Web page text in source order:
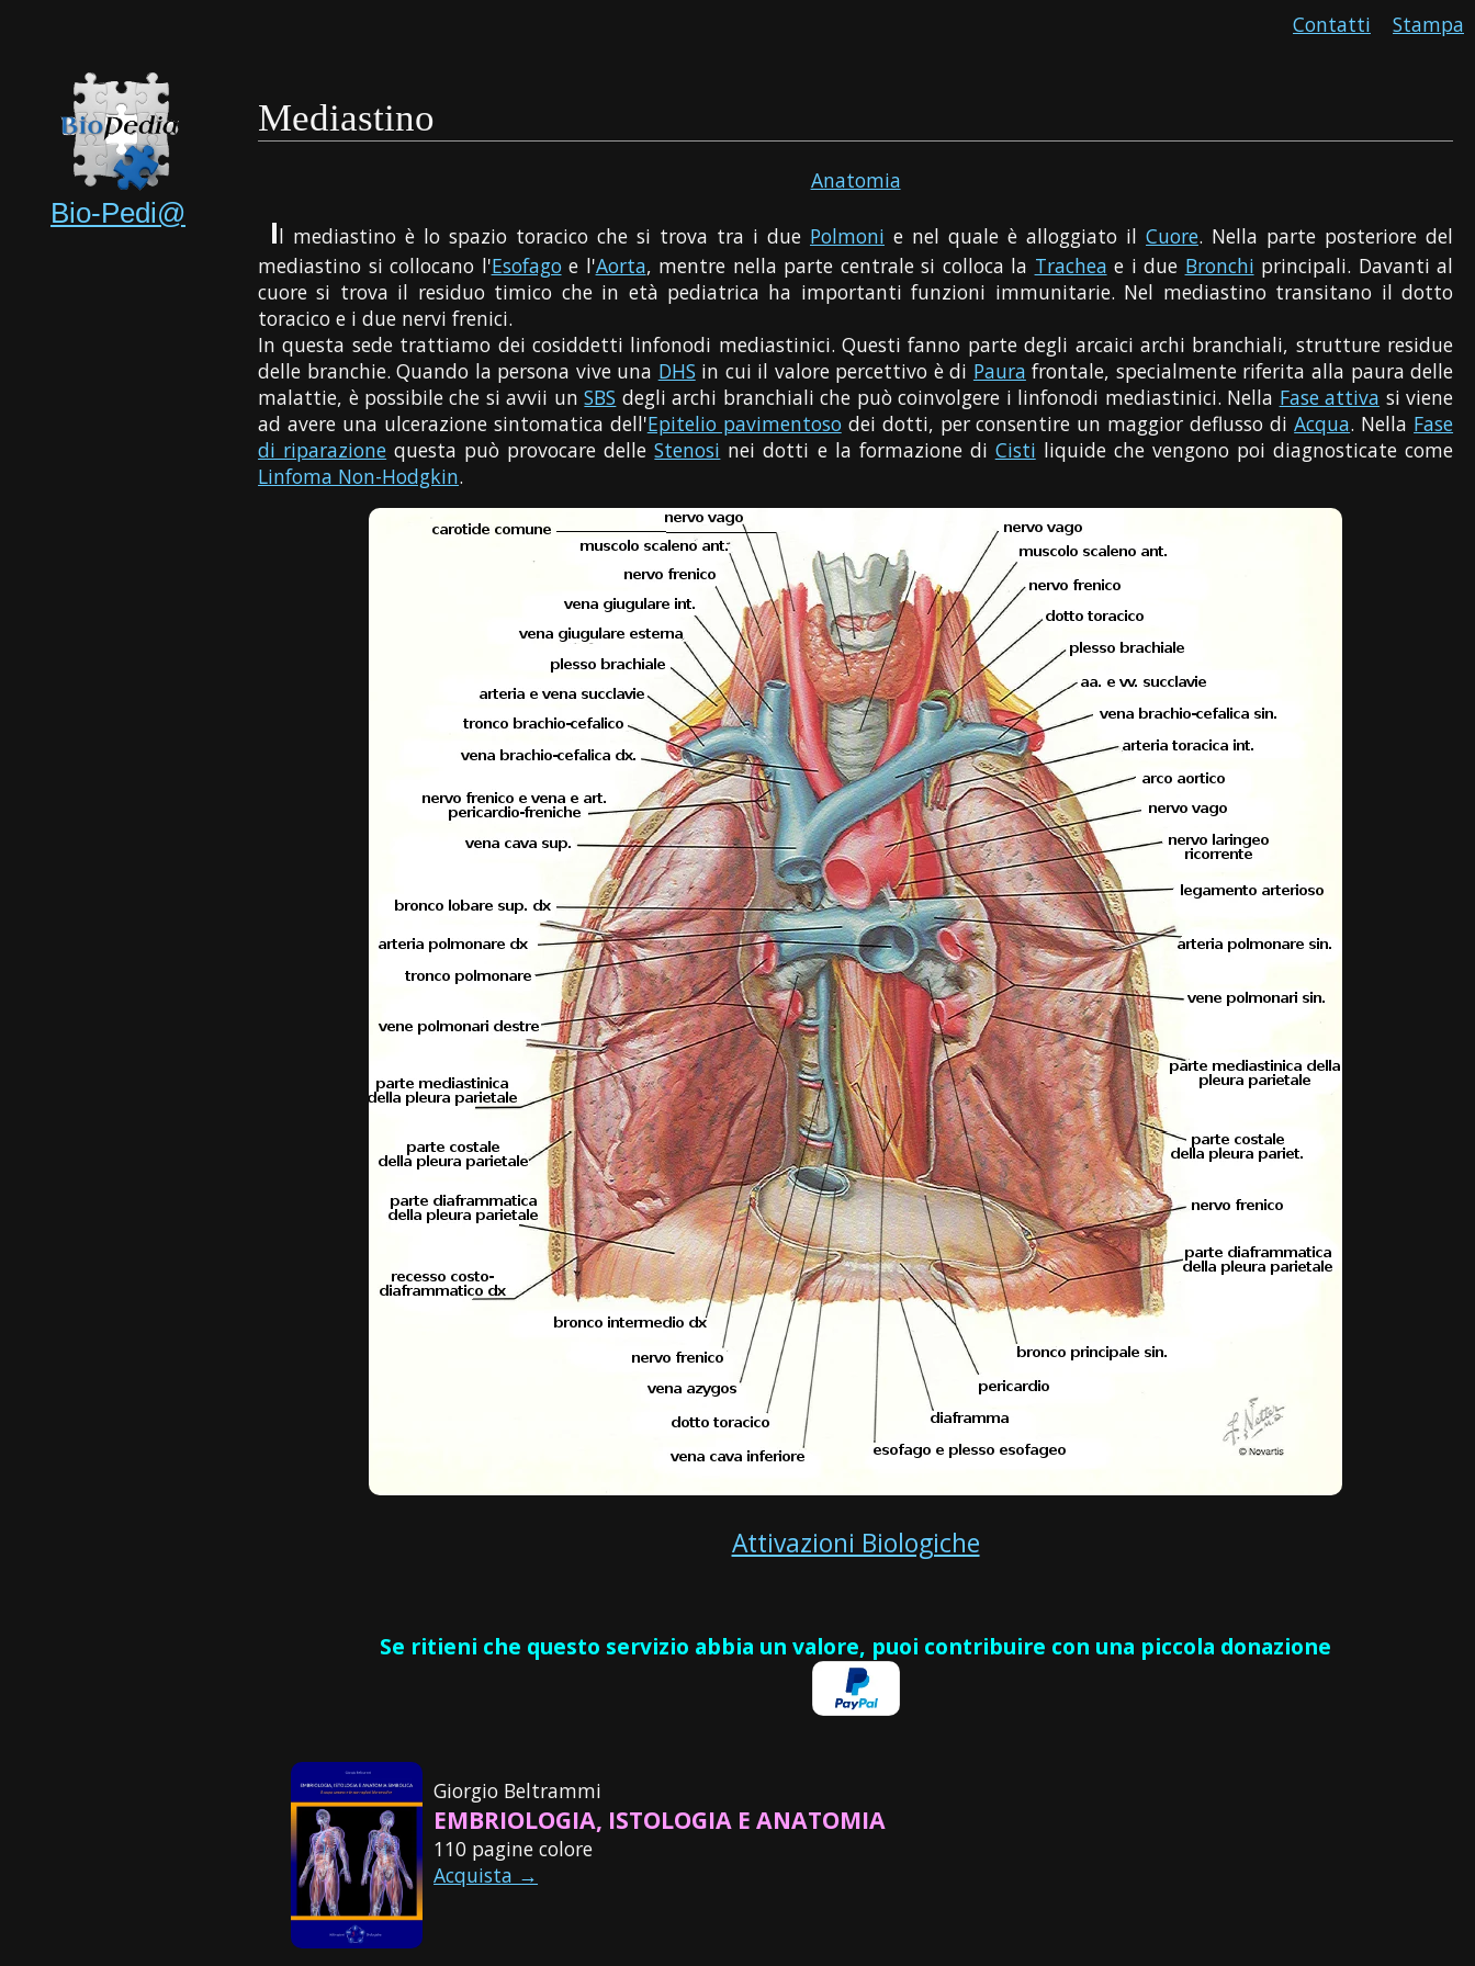
Stampa
Contatti
Bio-Pedi@
Mediastino
Anatomia
Il mediastino è lo spazio toracico che si trova tra i due Polmoni e nel quale è alloggiato ilCuore. Nella parte posteriore del
mediastino si collocano l'Esofagoe l'Aorta, mentre nella parte centrale si colloca la Trachea e i due Bronchi principali. Davanti al
cuore si trova il residuo timico che in età pediatrica ha importanti funzioni immunitarie. Nel mediastino transitano il dotto
toracico e i due nervi frenici.
In questa sede trattiamo dei cosiddetti linfonodi mediastinici. Questi fanno parte degli arcaici archi branchiali, strutture residue
delle branchie. Quando la persona vive una DHSin cui il valore percettivo è di Paura frontale, specialmente riferita alla paura delle
malattie, è possibile che si avvii unSBS degli archi branchiali che può coinvolgere i linfonodi mediastinici. Nella Fase attiva si viene
ad avere una ulcerazione sintomatica dell'Epitelio pavimentosodei dotti, per consentire un maggior deflusso diAcqua. Nella Fase
di riparazione questa può provocare delleStenosi nei dotti e la formazione di Cisti liquide che vengono poi diagnosticate come
Linfoma Non-Hodgkin.
Attivazioni Biologiche
Se ritieni che questo servizio abbia un valore, puoi contribuire con una piccola donazione
Giorgio Beltrammi
EMBRIOLOGIA, ISTOLOGIA E ANATOMIA
110 pagine colore
Acquista →